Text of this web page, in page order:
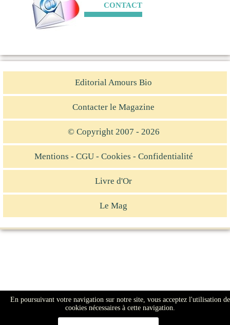
CONTACT
Editorial Amours Bio
Contacter le Magazine
© Copyright 2007 - 2026
Mentions - CGU - Cookies - Confidentialité
Livre d'Or
Le Mag
En poursuivant votre navigation sur notre site, vous acceptez l'utilisation de
cookies nécessaires à cette navigation.